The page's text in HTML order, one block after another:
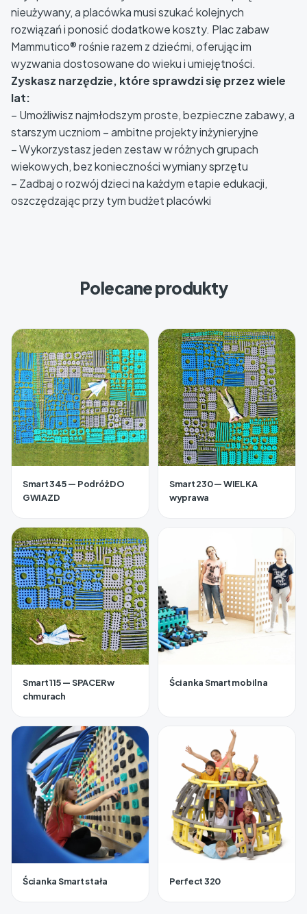
nieużywany, a placówka musi szukać kolejnych
rozwiązań i ponosić dodatkowe koszty. Plac zabaw
Mammutico® rośnie razem z dziećmi, oferując im
wyzwania dostosowane do wieku i umiejętności.
Zyskasz narzędzie, które sprawdzi się przez wiele
lat:
– Umożliwisz najmłodszym proste, bezpieczne zabawy, a
starszym uczniom – ambitne projekty inżynieryjne
– Wykorzystasz jeden zestaw w różnych grupach
wiekowych, bez konieczności wymiany sprzętu
– Zadbaj o rozwój dzieci na każdym etapie edukacji,
oszczędzając przy tym budżet placówki
Polecane produkty
Smart 345 — Podróż DO
GWIAZD
Smart 230 — WIELKA
wyprawa
Smart 115 — SPACER w
chmurach
Ścianka Smart mobilna
Ścianka Smart stała Perfect 320